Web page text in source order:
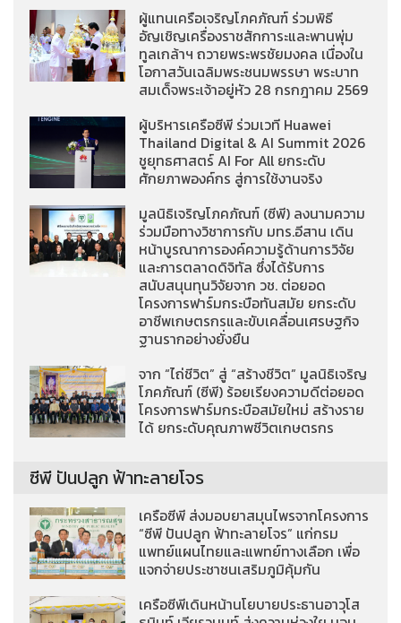
ผู้แทนเครือเจริญโภคภัณฑ์ ร่วมพิธี
อัญเชิญเครื่องราชสักการะและพานพุ่ม
ทูลเกล้าฯ ถวายพระพรชัยมงคล เนื่องใน
โอกาสวันเฉลิมพระชนมพรรษา พระบาท
สมเด็จพระเจ้าอยู่หัว 28 กรกฎาคม 2569
ผู้บริหารเครือซีพี ร่วมเวที Huawei
Thailand Digital & AI Summit 2026
ชูยุทธศาสตร์ AI For All ยกระดับ
ศักยภาพองค์กร สู่การใช้งานจริง
มูลนิธิเจริญโภคภัณฑ์ (ซีพี) ลงนามความ
ร่วมมือทางวิชาการกับ มทร.อีสาน เดิน
หน้าบูรณาการองค์ความรู้ด้านการวิจัย
และการตลาดดิจิทัล ซึ่งได้รับการ
สนับสนุนทุนวิจัยจาก วช. ต่อยอด
โครงการฟาร์มกระบือทันสมัย ยกระดับ
อาชีพเกษตรกรและขับเคลื่อนเศรษฐกิจ
ฐานรากอย่างยั่งยืน
จาก “ไถ่ชีวิต” สู่ “สร้างชีวิต” มูลนิธิเจริญ
โภคภัณฑ์ (ซีพี) ร้อยเรียงความดีต่อยอด
โครงการฟาร์มกระบือสมัยใหม่ สร้างราย
ได้ ยกระดับคุณภาพชีวิตเกษตรกร
ซีพี ปันปลูก ฟ้าทะลายโจร
เครือซีพี ส่งมอบยาสมุนไพรจากโครงการ
“ซีพี ปันปลูก ฟ้าทะลายโจร” แก่กรม
แพทย์แผนไทยและแพทย์ทางเลือก เพื่อ
แจกจ่ายประชาชนเสริมภูมิคุ้มกัน
เครือซีพีเดินหน้านโยบายประธานอาวุโส